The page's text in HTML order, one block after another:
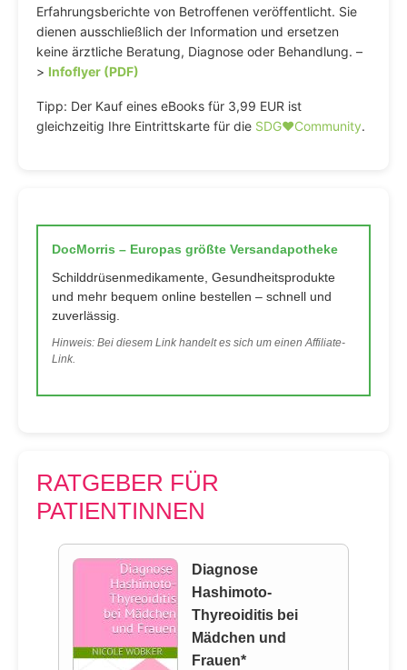
Erfahrungsberichte von Betroffenen veröffentlicht. Sie
dienen ausschließlich der Information und ersetzen
keine ärztliche Beratung, Diagnose oder Behandlung. –
> Infoflyer (PDF)
Tipp: Der Kauf eines eBooks für 3,99 EUR ist
gleichzeitig Ihre Eintrittskarte für die SDG♥️Community.
DocMorris – Europas größte Versandapotheke
Schilddrüsenmedikamente, Gesundheitsprodukte
und mehr bequem online bestellen – schnell und
zuverlässig.
Hinweis: Bei diesem Link handelt es sich um einen Affiliate-
Link.
RATGEBER FÜR
PATIENTINNEN
Diagnose
Hashimoto-
Thyreoiditis bei
Mädchen und
Frauen*